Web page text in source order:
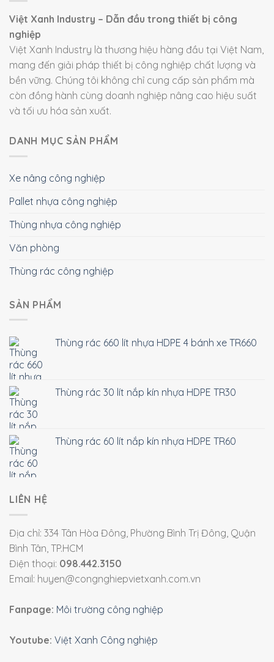
Việt Xanh Industry – Dẫn đầu trong thiết bị công
nghiệp
Việt Xanh Industry là thương hiệu hàng đầu tại Việt Nam,
mang đến giải pháp thiết bị công nghiệp chất lượng và
bền vững. Chúng tôi không chỉ cung cấp sản phẩm mà
còn đồng hành cùng doanh nghiệp nâng cao hiệu suất
và tối ưu hóa sản xuất.
DANH MỤC SẢN PHẨM
Xe nâng công nghiệp
Pallet nhựa công nghiệp
Thùng nhựa công nghiệp
Văn phòng
Thùng rác công nghiệp
SẢN PHẨM
Thùng rác 660 lít nhựa HDPE 4 bánh xe TR660
Thùng rác 30 lít nắp kín nhựa HDPE TR30
Thùng rác 60 lít nắp kín nhựa HDPE TR60
LIÊN HỆ
Địa chỉ: 334 Tân Hòa Đông, Phường Bình Trị Đông, Quận
Bình Tân, TP.HCM
Điện thoại: 098.442.3150
Email: huyen@congnghiepvietxanh.com.vn
Fanpage: Môi trường công nghiệp
Youtube: Việt Xanh Công nghiệp